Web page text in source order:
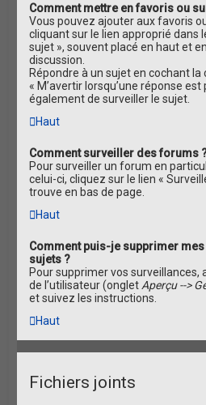
Comment mettre en favoris ou
Vous pouvez ajouter aux favoris
cliquant sur le lien approprié dans
sujet », souvent placé en haut et
discussion.
Répondre à un sujet en cochant
« M’avertir lorsqu’une réponse
également de surveiller le sujet.
Haut
Comment surveiller des forums
Pour surveiller un forum en
celui-ci, cliquez sur le lien «
trouve en bas de page.
Haut
Comment puis-je supprimer
sujets ?
Pour supprimer vos surveillances,
de l’utilisateur (onglet Aperçu -->
et suivez les instructions.
Haut
Fichiers joints